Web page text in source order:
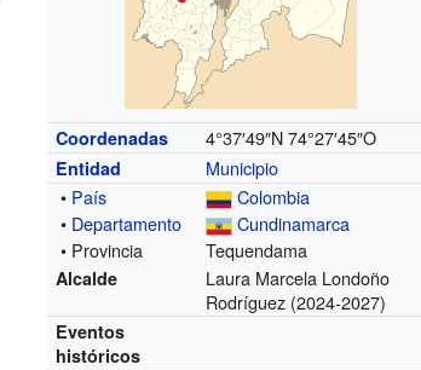
Coordenadas 4°37′49″N 74°27′45″O
Entidad
Municipio
• País
Colombia
• Departamento
Cundinamarca
• Provincia
Tequendama
Alcalde
Laura Marcela Londoño
Rodríguez (2024-2027)
Eventos
históricos